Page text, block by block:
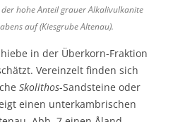
hohe Anteil grauer Alkalivulkanite
auf (Kiesgrube Altenau).
in der Überkorn-Fraktion
Vereinzelt finden sich
Skolithos-Sandsteine oder
einen unterkambrischen